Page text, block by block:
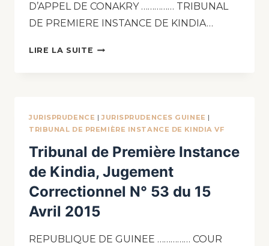
D’APPEL DE CONAKRY …………… TRIBUNAL
DE PREMIERE INSTANCE DE KINDIA…
LIRE LA SUITE
JURISPRUDENCE |JURISPRUDENCES GUINEE |
TRIBUNAL DE PREMIÈRE INSTANCE DE KINDIA VF
Tribunal de Première Instance
de Kindia, Jugement
Correctionnel N° 53 du 15
Avril 2015
REPUBLIQUE DE GUINEE …………… COUR